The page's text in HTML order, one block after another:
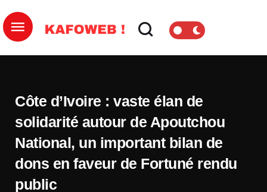
Côte d’Ivoire : vaste élan de
solidarité autour de Apoutchou
National, un important bilan de
dons en faveur de Fortuné rendu
public